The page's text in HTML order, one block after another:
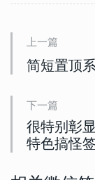
上一篇
简短置顶
下一篇
很特别彰
特色搞怪